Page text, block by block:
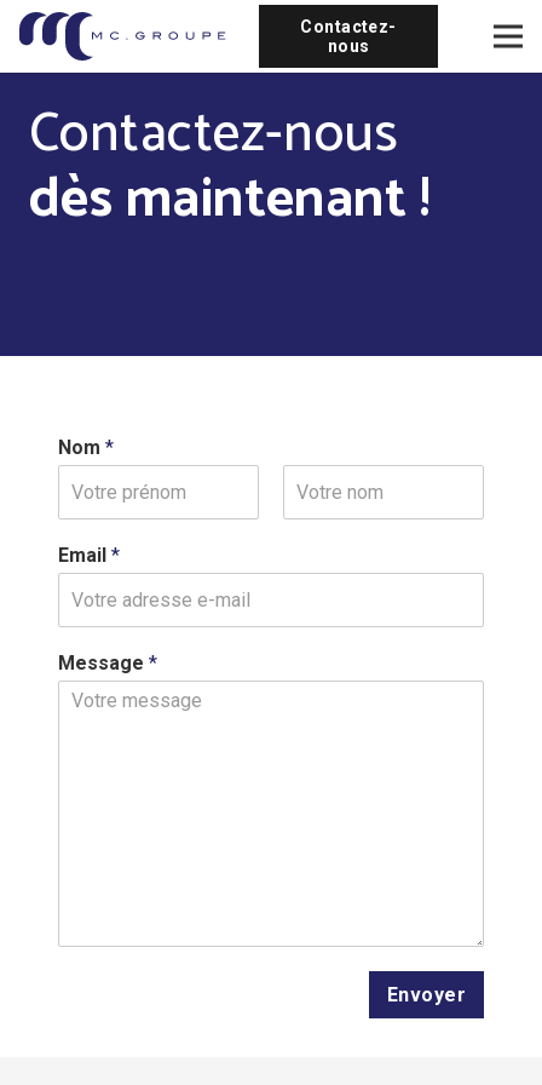
Contactez-
nous
Contactez-nous
dès maintenant !
101 ter rue des 80 fusillés, 62590
Oignies
Oméo • Maborneauto • Elek
Nom *
Email *
Message *
Envoyer